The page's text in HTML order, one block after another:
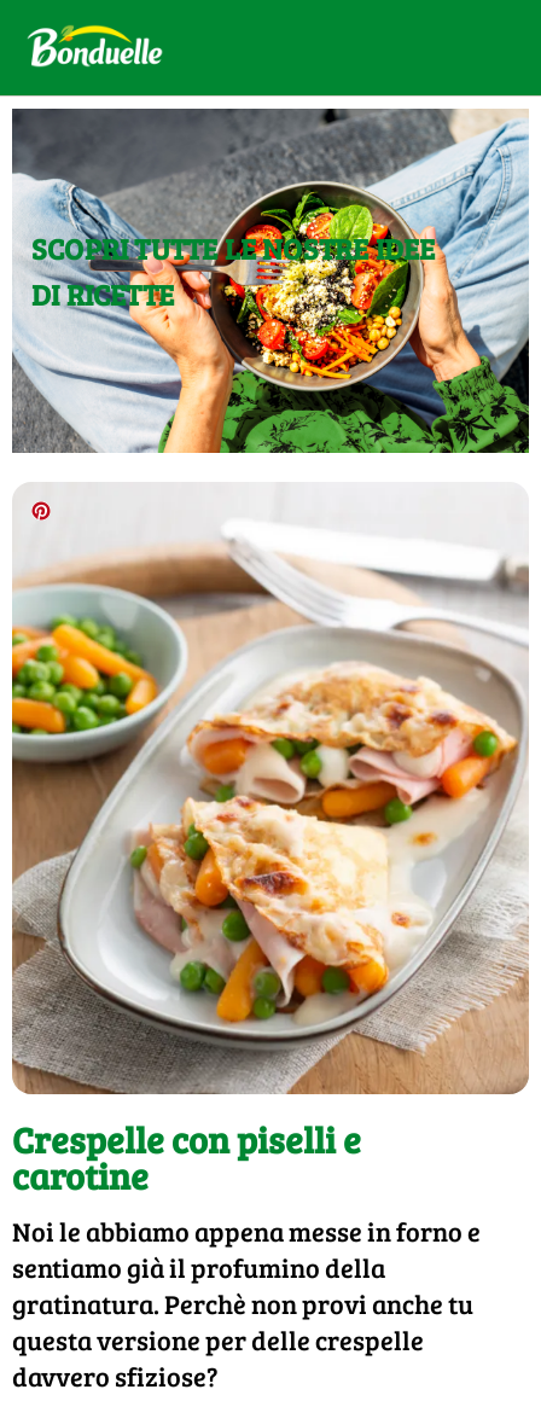
SCOPRI TUTTE LE NOSTRE IDEE
DI RICETTE
Crespelle con piselli e
carotine
Noi le abbiamo appena messe in forno e
sentiamo già il profumino della
gratinatura. Perchè non provi anche tu
questa versione per delle crespelle
davvero sfiziose?